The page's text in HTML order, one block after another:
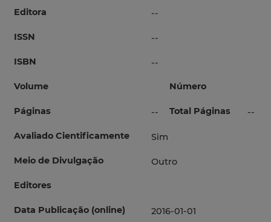
Editora --
ISSN --
ISBN --
Volume Número
Páginas -- Total Páginas --
Avaliado Cientificamente Sim
Meio de Divulgação Outro
Editores
Data Publicação (online) 2016-01-01